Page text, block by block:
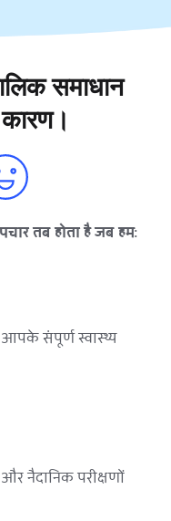
समाधान
तब होता है जब हम:
संपूर्ण स्वास्थ्य
नैदानिक परीक्षणों